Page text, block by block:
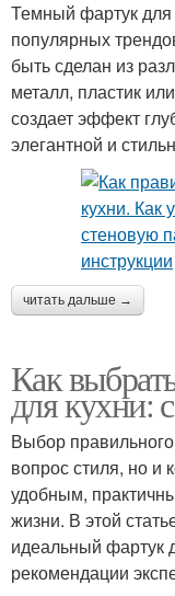
Темный фартук для
популярных
быть сделан из
металл, пластик
создает эффект
элегантной и
читать дальше →
Как
для кухни:
Выбор
вопрос стиля, но и
удобным,
жизни. В этой
идеальный фартук
рекомендации